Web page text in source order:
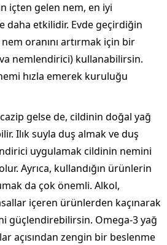
içten gelen nem, en iyi
daha etkilidir. Evde geçirdiğin
oranını artırmak için bir
nemlendirici) kullanabilirsin.
hızla emerek kuruluğu
gelse de, cildinin doğal yağ
Ilık suyla duş almak ve duş
uygulamak cildinin nemini
Ayrıca, kullandığın ürünlerin
da çok önemli. Alkol,
içeren ürünlerden kaçınarak
güçlendirebilirsin. Omega-3 yağ
açısından zengin bir beslenme